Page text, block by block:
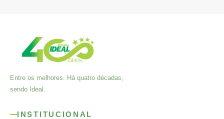
Entre os melhores. Há quatro décadas,
sendo Ideal.
INSTITUCIONAL